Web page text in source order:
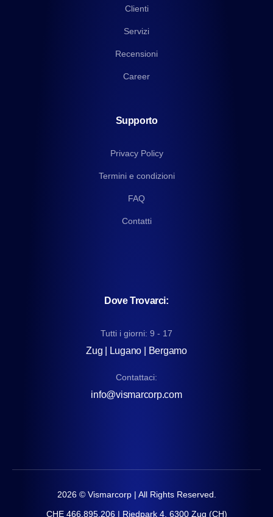
Clienti
Servizi
Recensioni
Career
Supporto
Privacy Policy
Termini e condizioni
FAQ
Contatti
Dove Trovarci:
Tutti i giorni: 9 - 17
Zug | Lugano | Bergamo
Contattaci:
info@vismarcorp.com
2026© Vismarcorp | All Rights Reserved.
CHE 466.895.206 | Riedpark 4, 6300 Zug (CH)